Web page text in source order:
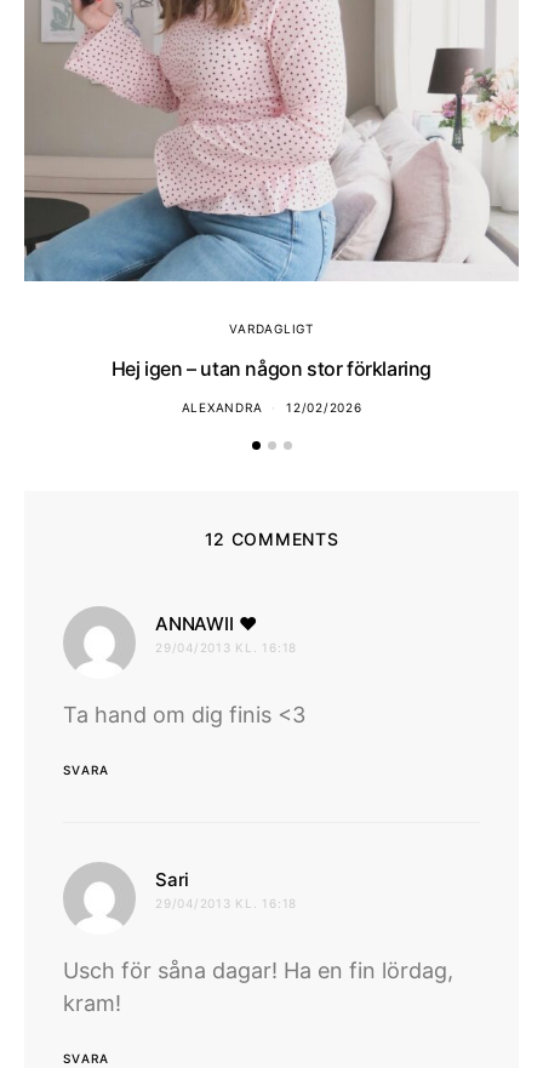
VARDAGLIGT
Hej igen – utan någon stor förklaring
ALEXANDRA 12/02/2026
12 COMMENTS
ANNAWII ♥
29/04/2013 KL. 16:18
Ta hand om dig finis <3
SVARA
Sari
29/04/2013 KL. 16:18
Usch för såna dagar! Ha en fin lördag,
kram!
SVARA